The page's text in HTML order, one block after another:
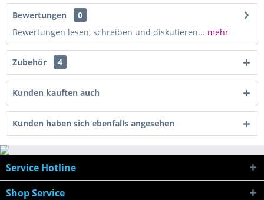
Bewertungen
0
Bewertungen lesen, schreiben und diskutieren... mehr
Zubehör 4
Kunden kauften auch
Kunden haben sich ebenfalls angesehen
Service Hotline
Shop Service